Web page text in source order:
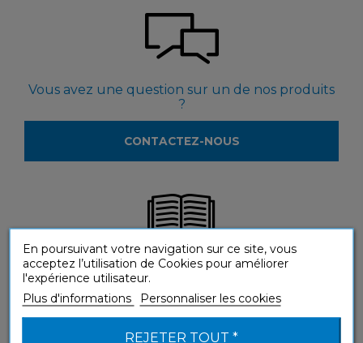
Vous avez une question sur un de nos produits
?
CONTACTEZ-NOUS
Vous souhaitez voir nos produits en magasin ?
LOCALISEZ LES REVENDEURS
En poursuivant votre navigation sur ce site, vous
acceptez l’utilisation de Cookies pour améliorer
l'expérience utilisateur.
Plus d'informations
Personnaliser les cookies
REJETER TOUT *